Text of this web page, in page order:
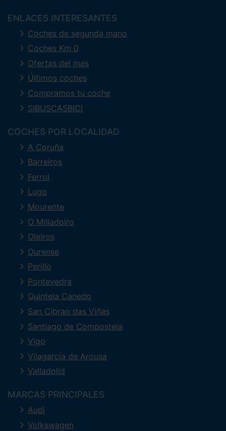
ENLACES INTERESANTES
Coches de segunda mano
Coches Km 0
Ofertas del mes
Últimos coches
Compramos tu coche
SIBUSCASBICI
COCHES POR LOCALIDAD
A Coruña
Barreiros
Ferrol
Lugo
Mourente
O Milladoiro
Oleiros
Ourense
Perillo
Pontevedra
Quintela Canedo
San Cibrao das Viñas
Santiago de Compostela
Vigo
Vilagarcía de Arousa
Valladolid
MARCAS PRINCIPALES
Audi
Volkswagen